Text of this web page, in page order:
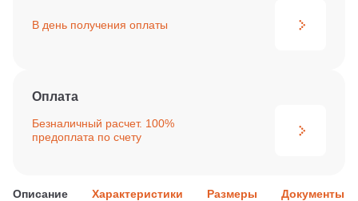
В день получения оплаты
Оплата
Безналичный расчет. 100%
предоплата по счету
Описание Характеристики Размеры Документы